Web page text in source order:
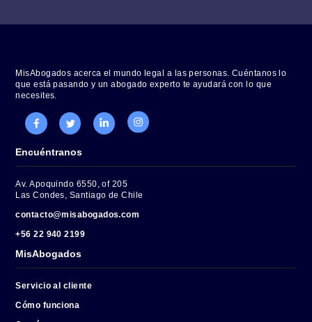
Una vez declarada la prescripción por el tribunal que
conozca de la causa, no habrá que realizar ninguna
gestión administrativa para obtener la misma. Con la
solicitar el deudor beneficiado por la prescripción, es
que se borre su deuda del registro de DICOM, ya que
deudor.